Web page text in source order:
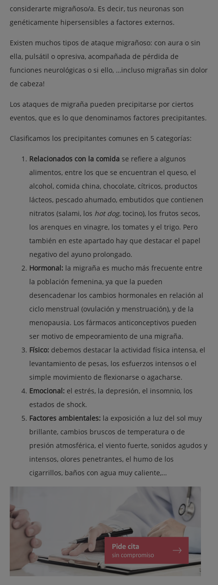
considerarte migrañoso/a. Es decir, tus neuronas son
genéticamente hipersensibles a factores externos.
Existen muchos tipos de ataque migrañoso: con aura o sin
ella, pulsátil o opresiva, acompañada de pérdida de
funciones neurológicas o si ello, …incluso migrañas sin dolor
de cabeza!
Los ataques de migraña pueden precipitarse por ciertos
eventos, que es lo que denominamos factores precipitantes.
Clasificamos los precipitantes comunes en 5 categorías:
Relacionados con la comida se refiere a algunos
alimentos, entre los que se encuentran el queso, el
alcohol, comida china, chocolate, cítricos, productos
lácteos, pescado ahumado, embutidos que contienen
nitratos (salami, los hot dog, tocino), los frutos secos,
los arenques en vinagre, los tomates y el trigo. Pero
también en este apartado hay que destacar el papel
negativo del ayuno prolongado.
Hormonal: la migraña es mucho más frecuente entre
la población femenina, ya que la pueden
desencadenar los cambios hormonales en relación al
ciclo menstrual (ovulación y menstruación), y de la
menopausia. Los fármacos anticonceptivos pueden
ser motivo de empeoramiento de una migraña.
Físico: debemos destacar la actividad física intensa, el
levantamiento de pesas, los esfuerzos intensos o el
simple movimiento de flexionarse o agacharse.
Emocional: el estrés, la depresión, el insomnio, los
estados de shock.
Factores ambientales: la exposición a luz del sol muy
brillante, cambios bruscos de temperatura o de
presión atmosférica, el viento fuerte, sonidos agudos y
intensos, olores penetrantes, el humo de los
cigarrillos, baños con agua muy caliente,…